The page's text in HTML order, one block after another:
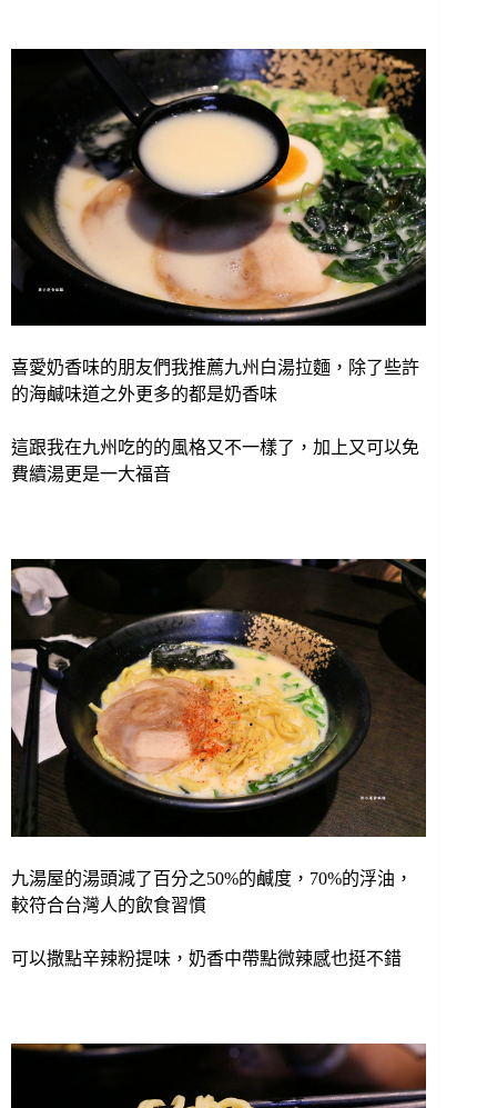
喜愛奶香味的朋友們我推薦九州白湯拉麵，除了些許
的海鹹味道之外更多的都是奶香味
這跟我在九州吃的的風格又不一樣了，加上又可以免
費續湯更是一大福音
九湯屋的湯頭減了百分之50%的鹹度，70%的浮油，
較符合台灣人的飲食習慣
可以撒點辛辣粉提味，奶香中帶點微辣感也挺不錯